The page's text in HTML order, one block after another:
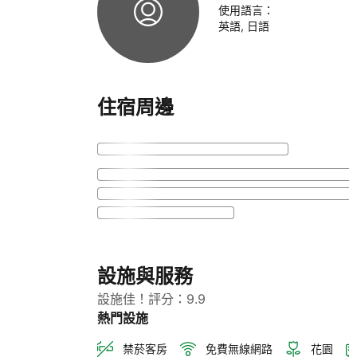
使用語言：
英語, 日語
住宿周邊
設施與服務
設施佳！評分：9.9
熱門設施
禁菸客房 免費無線網路 花園